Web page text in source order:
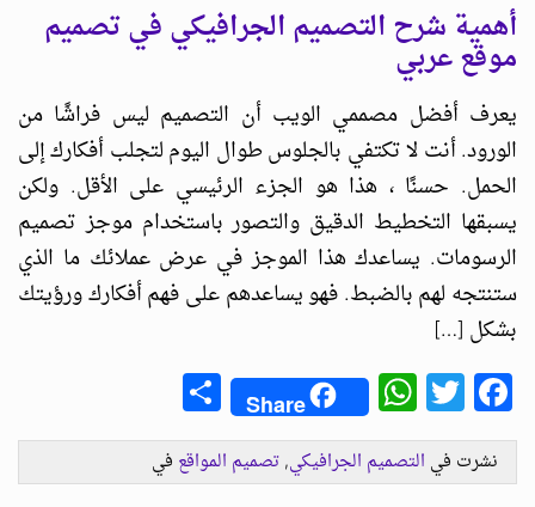
أهمية شرح التصميم الجرافيكي في تصميم
موقع عربي
يعرف أفضل مصممي الويب أن التصميم ليس فراشًا من
الورود. أنت لا تكتفي بالجلوس طوال اليوم لتجلب أفكارك إلى
الحمل. حسنًا ، هذا هو الجزء الرئيسي على الأقل. ولكن
يسبقها التخطيط الدقيق والتصور باستخدام موجز تصميم
الرسومات. يساعدك هذا الموجز في عرض عملائك ما الذي
ستنتجه لهم بالضبط. فهو يساعدهم على فهم أفكارك ورؤيتك
بشكل […]
Facebook
Twitter
WhatsApp
Share
نشرت في التصميم الجرافيكي,تصميم المواقع في